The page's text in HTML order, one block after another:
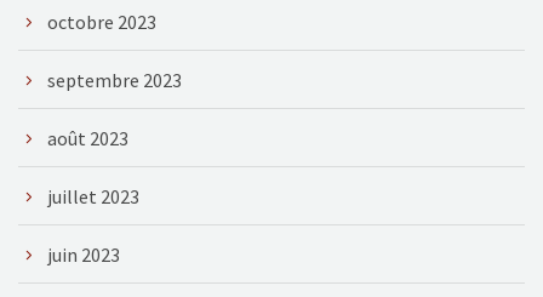
octobre 2023
septembre 2023
août 2023
juillet 2023
juin 2023